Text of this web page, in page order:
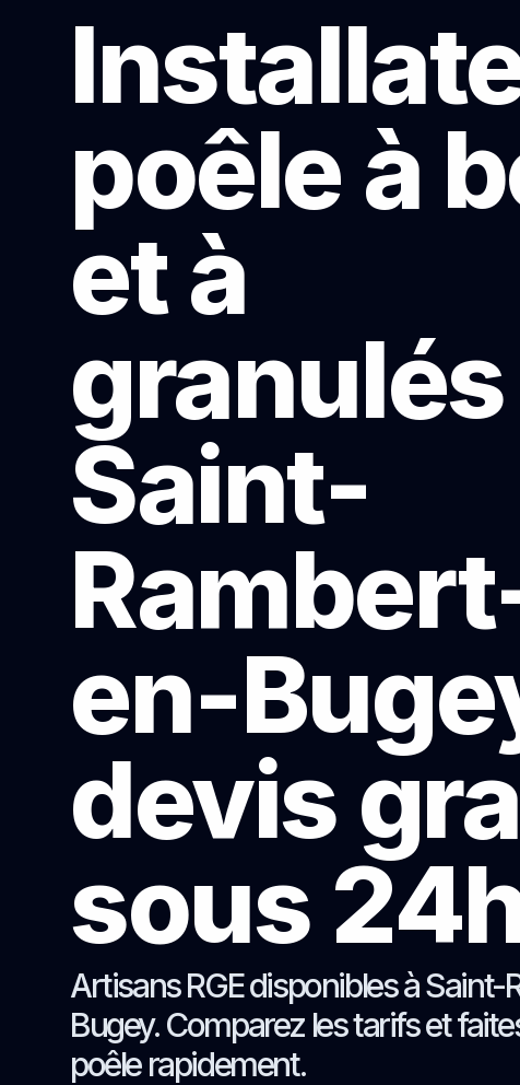
poêle à
et à
granulés
Saint-
en-
devis
sous
Artisans RGE disponibles à
Bugey. Comparez les tarifs et
poêle rapidement.